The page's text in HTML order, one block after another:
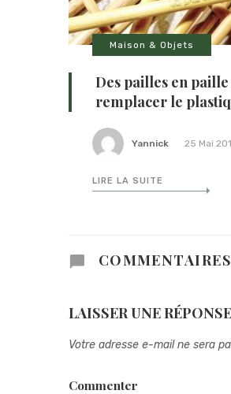
Maison & Objets
Des pailles en
remplacer le
Yannick 25 Mai
LIRE LA SUITE
COMMENTAIRES
LAISSER UNE RÉPONSE
Votre adresse e-mail ne sera
Commenter